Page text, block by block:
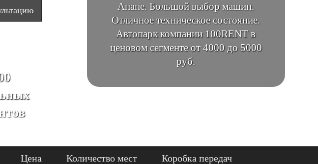
Анапе. Большой выбор машин.
Отличное техническое состояние.
Автопарк компании 100RENT в
ценовом сегменте от 4000 до 5000
руб.
Цена Количество мест Коробка передач